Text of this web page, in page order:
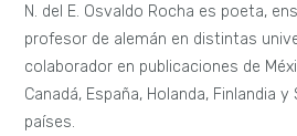
N. del E. Osvaldo Rocha es poeta,
profesor de alemán en distintas
colaborador en publicaciones de
Canadá, España, Holanda, Finlandia
países.